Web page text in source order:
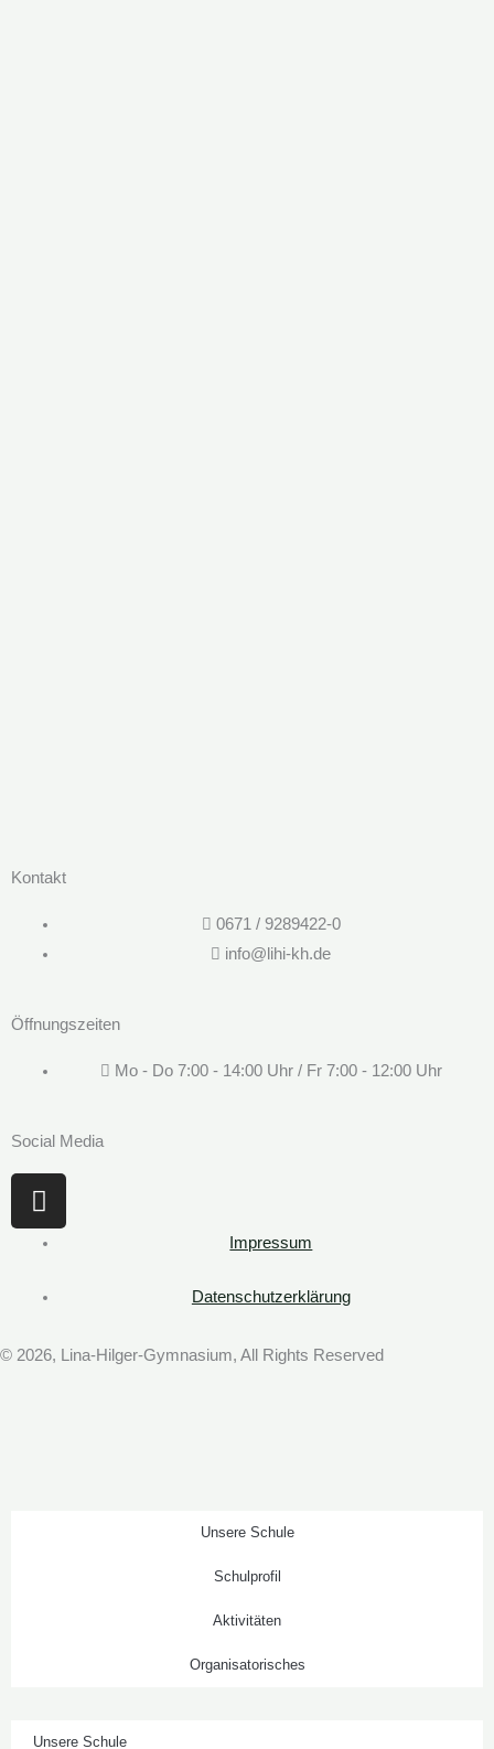
Kontakt
0671 / 9289422-0
info@lihi-kh.de
Öffnungszeiten
Mo - Do 7:00 - 14:00 Uhr / Fr 7:00 - 12:00 Uhr
Social Media
I
n
s
a
r
Impressum
Datenschutzerklärung
© 2026, Lina-Hilger-Gymnasium, All Rights Reserved
Unsere Schule
Schulprofil
Aktivitäten
Organisatorisches
Unsere Schule